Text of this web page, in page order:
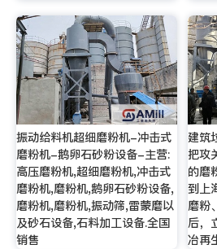
振动给料机超细磨粉机-冲击式
磨粉机-鹅卵石砂粉设备-主营:
高压磨粉机,超细磨粉机,冲击式
磨粉机,磨粉机,鹅卵石砂粉设备,
磨粉机,磨粉机,振动筛,雷蒙磨以
及砂石设备,石料加工设备.全国
销售
建筑
把攻
的磨
到上
磨粉
后，
冶再